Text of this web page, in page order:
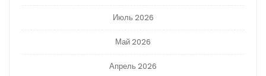
Июль 2026
Май 2026
Апрель 2026